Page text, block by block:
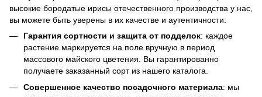
высокие бородатые ирисы отечественного производства у нас,
вы можете быть уверены в их качестве и аутентичности:
Гарантия сортности и защита от подделок: каждое
растение маркируется на поле вручную в период
массового майского цветения. Вы гарантированно
получаете заказанный сорт из нашего каталога.
Совершенное качество посадочного материала: мы